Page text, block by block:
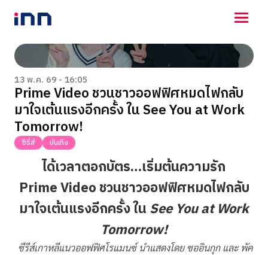
NEWS
ENTERTAINMENT
LIFESTYLE
HOROSCOPE
LOTTERY
VIDEO
ร่วมด้วยช่วยกัน
13 พ.ค. 69 - 16:05
Prime Video ชวนชาวออฟฟิศหมดไฟกลับ
มาใจเต้นแรงอีกครั้ง ใน See You at Work
Tomorrow!
ซีรี่ส์ บันเทิง
ได้เวลาตอกบัตร…เริ่มต้นความรัก
Prime Videoชวนชาวออฟฟิศหมดไฟกลับ
มาใจเต้นแรงอีกครั้ง ในSee You at Work
Tomorrow!
ซีรีส์เกาหลีแนวออฟฟิศโรแมนซ์ นำแสดงโดย ซออินกุก และ พัค